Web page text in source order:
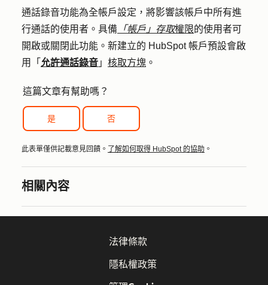
通話錄音功能為全帳戶設定，將影響該帳戶中所有進
行通話的使用者。具備 「帳戶」存取權限的使用者可
開啟或關閉此功能。新建立的 HubSpot 帳戶預設會啟
用「 允許通話錄音 」 核取方塊 。
這篇文章有幫助嗎？
是 否
此表單僅供記載意見回饋。 了解如何取得 HubSpot 的協助 。
相關內容
法律條款
隱私權政策